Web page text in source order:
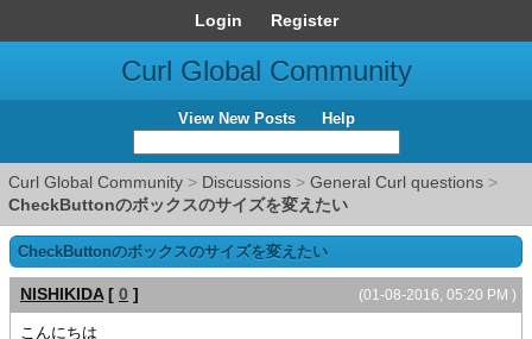
Login Register
Curl Global Community
View New Posts Help
Curl Global Community > Discussions > General Curl questions >
CheckButtonのボックスのサイズを変えたい
CheckButtonのボックスのサイズを変えたい
(01-08-2016, 05:20 PM )
NISHIKIDA [ 0 ]
こんにちは